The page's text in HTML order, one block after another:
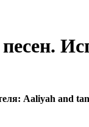
Aaliyah and